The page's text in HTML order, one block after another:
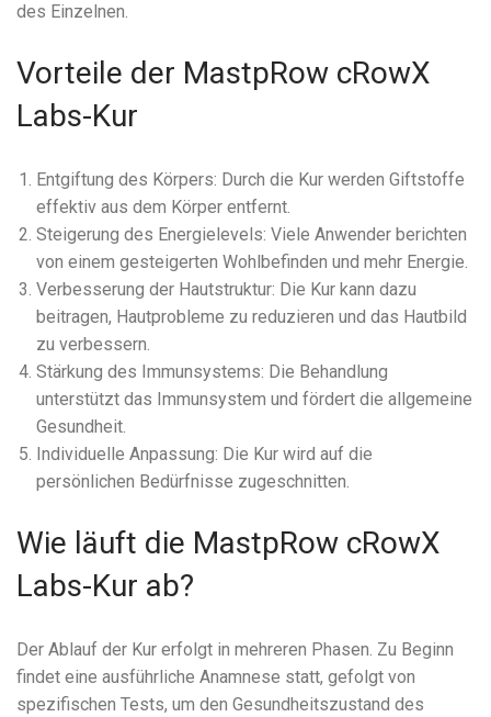
des Einzelnen.
Vorteile der MastpRow cRowX
Labs-Kur
Entgiftung des Körpers: Durch die Kur werden Giftstoffe
effektiv aus dem Körper entfernt.
Steigerung des Energielevels: Viele Anwender berichten
von einem gesteigerten Wohlbefinden und mehr Energie.
Verbesserung der Hautstruktur: Die Kur kann dazu
beitragen, Hautprobleme zu reduzieren und das Hautbild
zu verbessern.
Stärkung des Immunsystems: Die Behandlung
unterstützt das Immunsystem und fördert die allgemeine
Gesundheit.
Individuelle Anpassung: Die Kur wird auf die
persönlichen Bedürfnisse zugeschnitten.
Wie läuft die MastpRow cRowX
Labs-Kur ab?
Der Ablauf der Kur erfolgt in mehreren Phasen. Zu Beginn
findet eine ausführliche Anamnese statt, gefolgt von
spezifischen Tests, um den Gesundheitszustand des